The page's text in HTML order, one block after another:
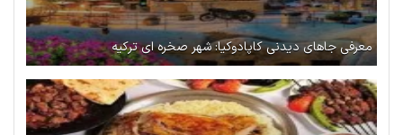
معرفی جاهای دیدنی کاپادوکیا: شهر صخره ای ترکیه